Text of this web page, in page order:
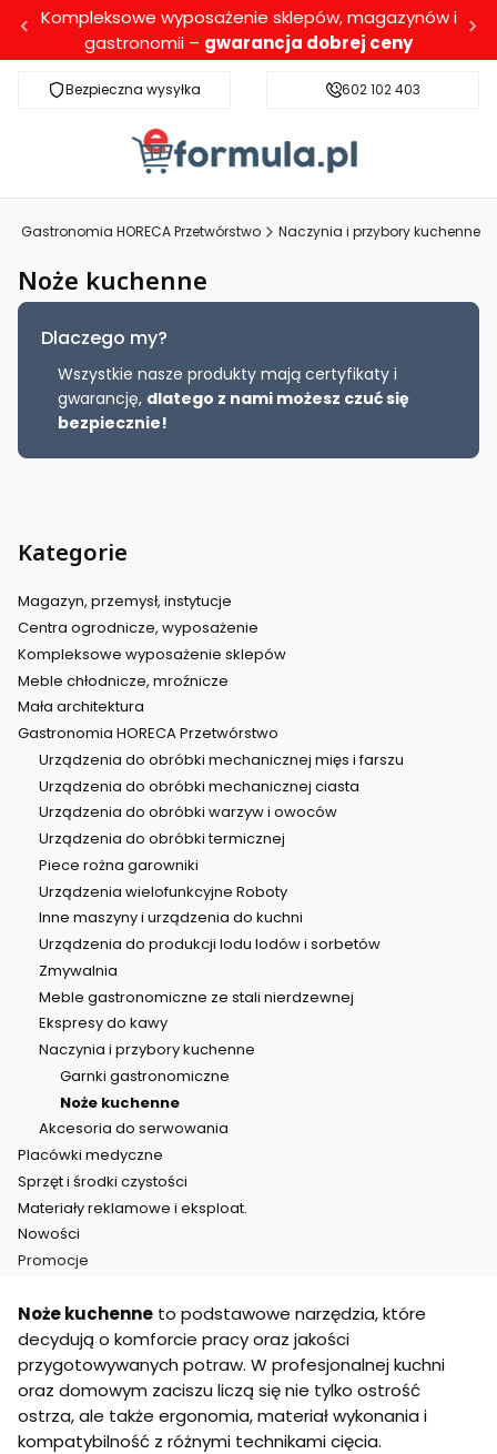
Kompleksowe wyposażenie sklepów, magazynów i
gastronomii – gwarancja dobrej ceny
Bezpieczna wysyłkaDarmowa dostawa dla wybranych
602 102 403
Gastronomia HORECA Przetwórstwo Naczynia i przybory kuchenne
Noże kuchenne
Dlaczego my?
Wszystkie nasze produkty mają certyfikaty i
gwarancję, dlatego z nami możesz czuć się
bezpiecznie!
Kategorie
Magazyn, przemysł, instytucje
Centra ogrodnicze, wyposażenie
Kompleksowe wyposażenie sklepów
Meble chłodnicze, mroźnicze
Mała architektura
Gastronomia HORECA Przetwórstwo
Urządzenia do obróbki mechanicznej mięs i farszu
Urządzenia do obróbki mechanicznej ciasta
Urządzenia do obróbki warzyw i owoców
Urządzenia do obróbki termicznej
Piece rożna garowniki
Urządzenia wielofunkcyjne Roboty
Inne maszyny i urządzenia do kuchni
Urządzenia do produkcji lodu lodów i sorbetów
Zmywalnia
Meble gastronomiczne ze stali nierdzewnej
Ekspresy do kawy
Naczynia i przybory kuchenne
Garnki gastronomiczne
Noże kuchenne
Akcesoria do serwowania
Placówki medyczne
Sprzęt i środki czystości
Materiały reklamowe i eksploat.
Nowości
Promocje
Noże kuchenne to podstawowe narzędzia, które
decydują o komforcie pracy oraz jakości
przygotowywanych potraw. W profesjonalnej kuchni
oraz domowym zaciszu liczą się nie tylko ostrość
ostrza, ale także ergonomia, materiał wykonania i
kompatybilność z różnymi technikami cięcia.